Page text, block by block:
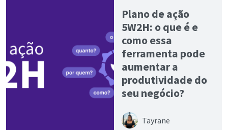
Plano de ação
5W2H: o que é e
como essa
ferramenta pode
aumentar a
produtividade do
seu negócio?
Tayrane